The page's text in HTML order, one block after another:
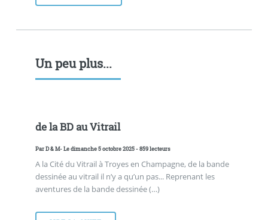
Un peu plus...
de la BD au Vitrail
ParD & M- Le dimanche 5 octobre 2025 - 859 lecteurs
A la Cité du Vitrail à Troyes en Champagne, de la bande
dessinée au vitrail il n’y a qu’un pas... Reprenant les
aventures de la bande dessinée (…)